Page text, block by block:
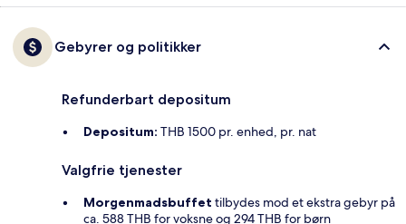
Gebyrer og politikker
Refunderbart depositum
Depositum: THB 1500 pr. enhed, pr. nat
Valgfrie tjenester
Morgenmadsbuffet tilbydes mod et ekstra gebyr på
ca. 588 THB for voksne og 294 THB for børn